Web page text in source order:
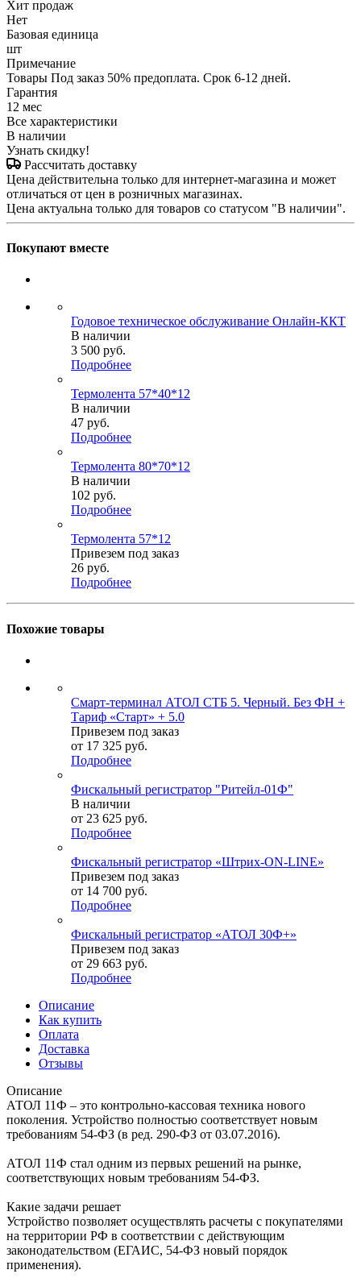
Хит продаж
Нет
Базовая единица
шт
Примечание
Товары Под заказ 50% предоплата. Срок 6-12 дней.
Гарантия
12 мес
Все характеристики
В наличии
Узнать скидку!
Рассчитать доставку
Цена действительна только для интернет-магазина и может
отличаться от цен в розничных магазинах.
Цена актуальна только для товаров со статусом "В наличии".
Покупают вместе
Годовое техническое обслуживание Онлайн-ККТ
В наличии
3 500 руб.
Подробнее
Термолента 57*40*12
В наличии
47 руб.
Подробнее
Термолента 80*70*12
В наличии
102 руб.
Подробнее
Термолента 57*12
Привезем под заказ
26 руб.
Подробнее
Похожие товары
Смарт-терминал АТОЛ СТБ 5. Черный. Без ФН +
Тариф «Старт» + 5.0
Привезем под заказ
от 17 325 руб.
Подробнее
Фискальный регистратор "Ритейл-01Ф"
В наличии
от 23 625 руб.
Подробнее
Фискальный регистратор «Штрих-ON-LINE»
Привезем под заказ
от 14 700 руб.
Подробнее
Фискальный регистратор «АТОЛ 30Ф+»
Привезем под заказ
от 29 663 руб.
Подробнее
Описание
Как купить
Оплата
Доставка
Отзывы
Описание
АТОЛ 11Ф – это контрольно-кассовая техника нового
поколения. Устройство полностью соответствует новым
требованиям 54-ФЗ (в ред. 290-ФЗ от 03.07.2016).
АТОЛ 11Ф стал одним из первых решений на рынке,
соответствующих новым требованиям 54-ФЗ.
Какие задачи решает
Устройство позволяет осуществлять расчеты с покупателями
на территории РФ в соответствии с действующим
законодательством (ЕГАИС, 54-ФЗ новый порядок
применения).